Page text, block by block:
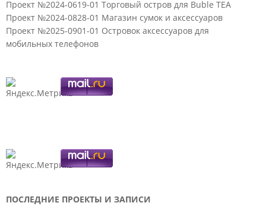
Проект №2024-0619-01 Торговый остров для Buble TEA
Проект №2024-0828-01 Магазин сумок и аксессуаров
Проект №2025-0901-01 Островок аксессуаров для
мобильных телефонов
ПОСЛЕДНИЕ ПРОЕКТЫ И ЗАПИСИ